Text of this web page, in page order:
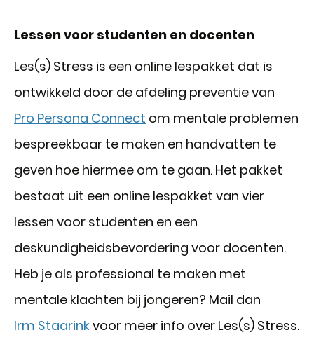
Lessen voor studenten en docenten
Les(s) Stress is een online lespakket dat is
ontwikkeld door de afdeling preventie van
Pro Persona Connect om mentale problemen
bespreekbaar te maken en handvatten te
geven hoe hiermee om te gaan. Het pakket
bestaat uit een online lespakket van vier
lessen voor studenten en een
deskundigheidsbevordering voor docenten.
Heb je als professional te maken met
mentale klachten bij jongeren? Mail dan
Irm Staarinkvoor meer info over Les(s) Stress.